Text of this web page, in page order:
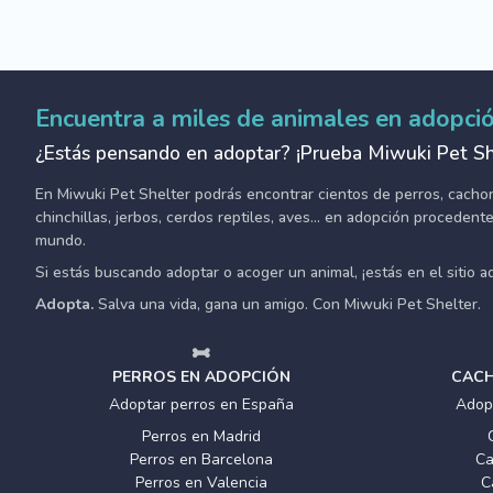
Encuentra a miles de animales en
¿Estás pensando en adoptar? ¡Prueba Miwuki Pet
En Miwuki Pet Shelter podrás encontrar cientos de perros,
chinchillas, jerbos, cerdos reptiles, aves... en adopción
mundo.
Si estás buscando adoptar o acoger un animal, ¡estás en el sitio
Adopta. Salva una vida, gana un amigo. Con Miwuki Pet Shelter.
PERROS EN ADOPCIÓN
Adoptar perros en España
Perros en Madrid
Perros en Barcelona
Perros en Valencia